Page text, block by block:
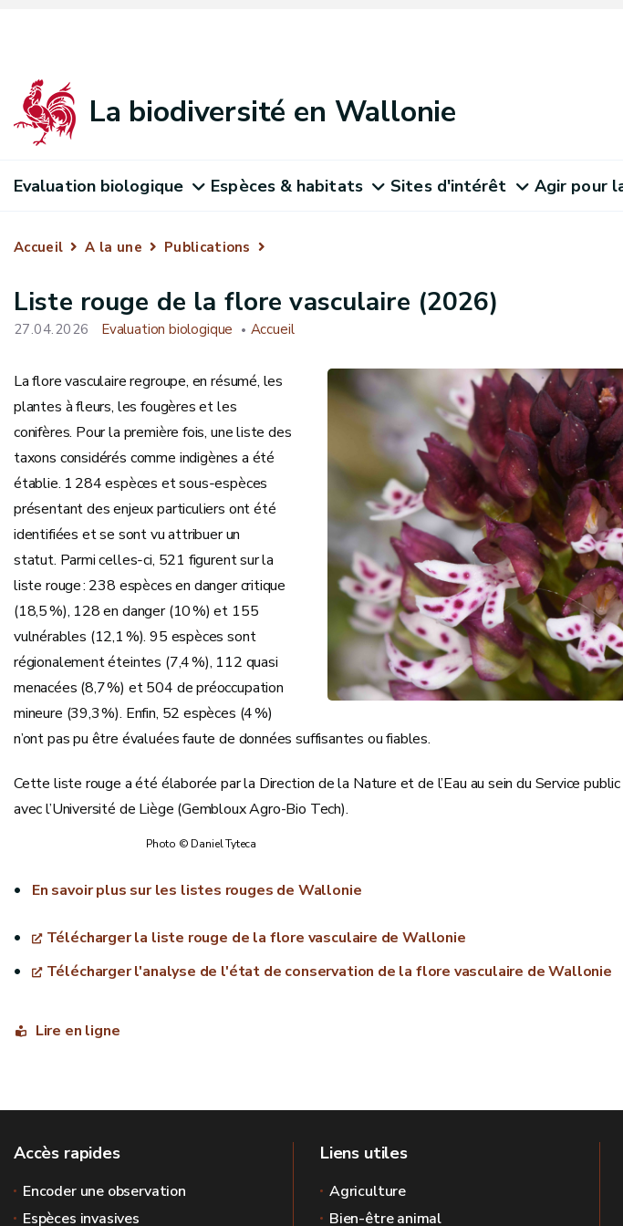
La biodiversité en Wallonie
Evaluation biologique Espèces & habitats Sites d'intérêt Agir pour
Accueil A la une Publications
Liste rouge de la flore vasculaire (2026)
27.04.2026 Evaluation biologique Accueil
La flore vasculaire regroupe, en résumé, les
plantes à fleurs, les fougères et les
conifères. Pour la première fois, une liste des
taxons considérés comme indigènes a été
établie. 1 284 espèces et sous‑espèces
présentant des enjeux particuliers ont été
identifiées et se sont vu attribuer un
statut. Parmi celles‑ci, 521 figurent sur la
liste rouge : 238 espèces en danger critique
(18,5 %), 128 en danger (10 %) et 155
vulnérables (12,1 %). 95 espèces sont
régionalement éteintes (7,4 %), 112 quasi
menacées (8,7 %) et 504 de préoccupation
mineure (39,3 %). Enfin, 52 espèces (4 %)
n’ont pas pu être évaluées faute de données suffisantes ou fiables.
Cette liste rouge a été élaborée par la Direction de la Nature et de l’Eau au sein du Service
avec l’Université de Liège (Gembloux Agro-Bio Tech).
Photo © Daniel Tyteca
En savoir plus sur les listes rouges de Wallonie
Télécharger la liste rouge de la flore vasculaire de Wallonie
Télécharger l'analyse de l'état de conservation de la flore vasculaire de Wallonie
Lire en ligne
Accès rapides
Encoder une observation
Espèces invasives
Liens utiles
Agriculture
Bien-être animal